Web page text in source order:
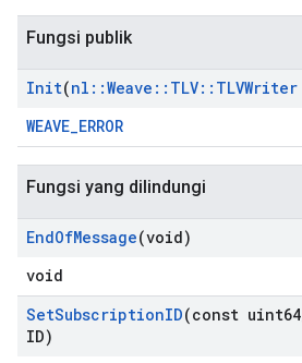
Fungsi publik
Init(nl ::Weave :: TLV:: TLVWriter
WEAVE_ERROR
Fungsi yang dilindungi
EndOfMessage(void)
void
SetSubscriptionID(const uint64
ID)